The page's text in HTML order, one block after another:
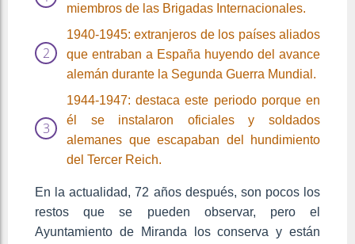
miembros de las Brigadas Internacionales.
1940-1945: extranjeros de los países aliados
que entraban a España huyendo del avance
alemán durante la Segunda Guerra Mundial.
1944-1947: destaca este periodo porque en
él se instalaron oficiales y soldados
alemanes que escapaban del hundimiento
del Tercer Reich.
En la actualidad, 72 años después, son pocos los
restos que se pueden observar, pero el
Ayuntamiento de Miranda los conserva y están